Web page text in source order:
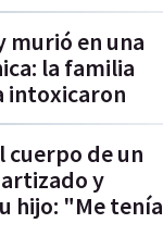
murió en una
la familia
intoxicaron
cuerpo de un
y
hijo: "Me tenía